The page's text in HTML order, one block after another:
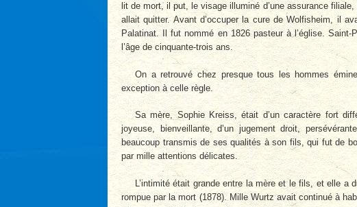
lit de mort, il put, le visage illuminé d’une assurance
allait quitter. Avant d’occuper la cure de Wolfisheim, il
Palatinat. Il fut nommé en 1826 pasteur à l’église.
l’âge de cinquante-trois ans.
On a retrouvé chez presque tous les hommes
exception à celle règle.
Sa mère, Sophie Kreiss, était d’un caractère fort
joyeuse, bienveillante, d’un jugement droit,
beaucoup transmis de ses qualités à son fils, qui fut de
par mille attentions délicates.
L’intimité était grande entre la mère et le fils, et elle a
rompue par la mort (1878). Mille Wurtz avait continué à